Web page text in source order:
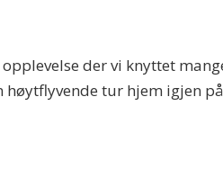
der vi knyttet
tur hjem igjen